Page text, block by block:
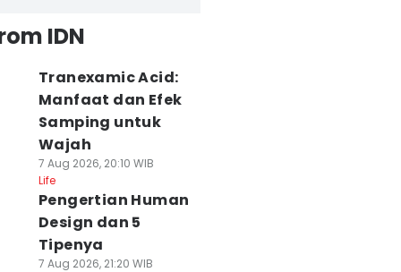
IDN
Tranexamic Acid:
Manfaat dan Efek
Samping untuk
Wajah
7 Aug 2026, 20:10 WIB
Life
Pengertian Human
Design dan 5
Tipenya
7 Aug 2026, 21:20 WIB